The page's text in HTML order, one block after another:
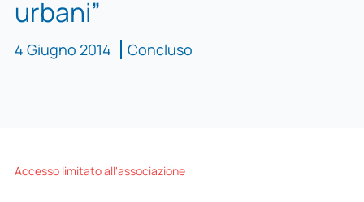
urbani”
4 Giugno 2014 Concluso
Accesso limitato all'associazione